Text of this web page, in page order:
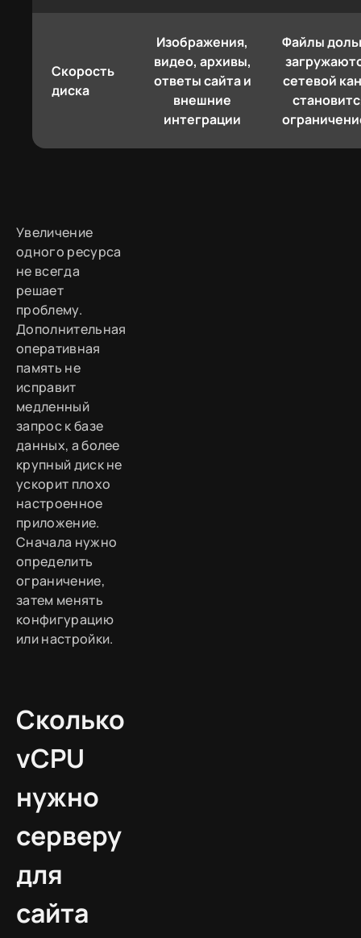
Скорость
диска
Изображения,
видео, архивы,
ответы сайта и
внешние
интеграции
Файлы
сетевой
Увеличение
одного ресурса
не всегда
решает
проблему.
Дополнительная
оперативная
память не
исправит
медленный
запрос к базе
данных, а более
крупный диск не
ускорит плохо
настроенное
приложение.
Сначала нужно
определить
ограничение,
затем менять
конфигурацию
или настройки.
Сколько
vCPU
нужно
серверу
для
сайта